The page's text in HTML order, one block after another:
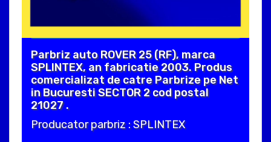
Parbriz auto ROVER 25 (RF), marca
SPLINTEX, an fabricatie 2003. Produs
comercializat de catre Parbrize pe Net
in Bucuresti SECTOR 2 cod postal
21027 .
Producator parbriz : SPLINTEX